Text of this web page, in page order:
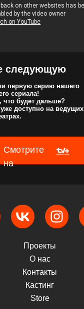
первую серию нашего
сериала!
что будет дальше?
доступно на ведущих
следующую
Смотрите
на
Проекты
О нас
Контакты
Кастинг
Store